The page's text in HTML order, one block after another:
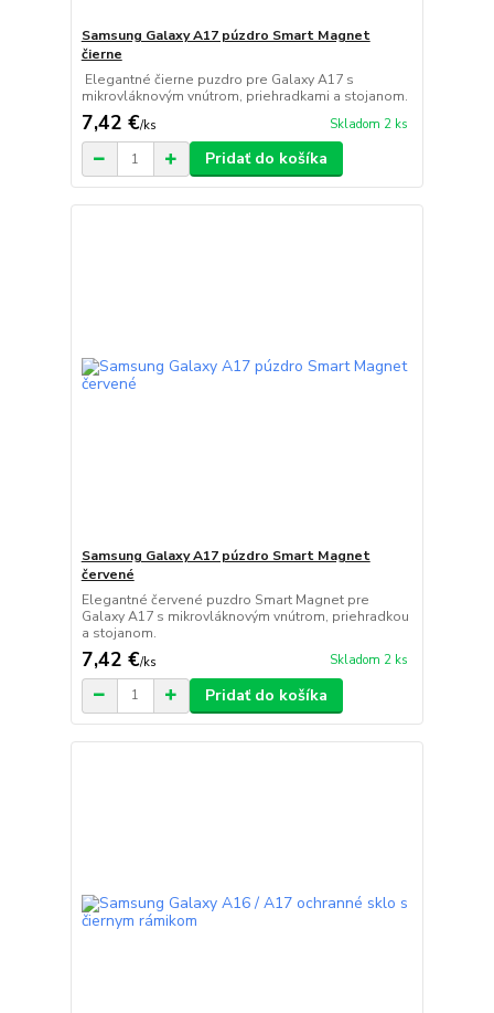
Samsung Galaxy A17 púzdro Smart Magnet
čierne
Elegantné čierne puzdro pre Galaxy A17 s
mikrovláknovým vnútrom, priehradkami a stojanom.
7,42 €/ks Skladom 2 ks
Pridať do košíka
Samsung Galaxy A17 púzdro Smart Magnet
červené
Elegantné červené puzdro Smart Magnet pre
Galaxy A17 s mikrovláknovým vnútrom, priehradkou
a stojanom.
7,42 €/ks Skladom 2 ks
Pridať do košíka